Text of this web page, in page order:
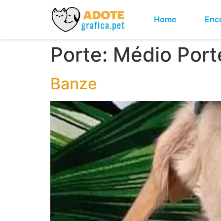
Home
Porte: Médio
Banze